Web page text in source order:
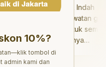
"Aesthetic Pondok Indah
menawarkan perawatan gigi
yang luar biasa untuk semua
orang. Dokter giginya
profesional, ramah, dan
meluangkan waktu untuk
10%?
tombol di
admin kami dan